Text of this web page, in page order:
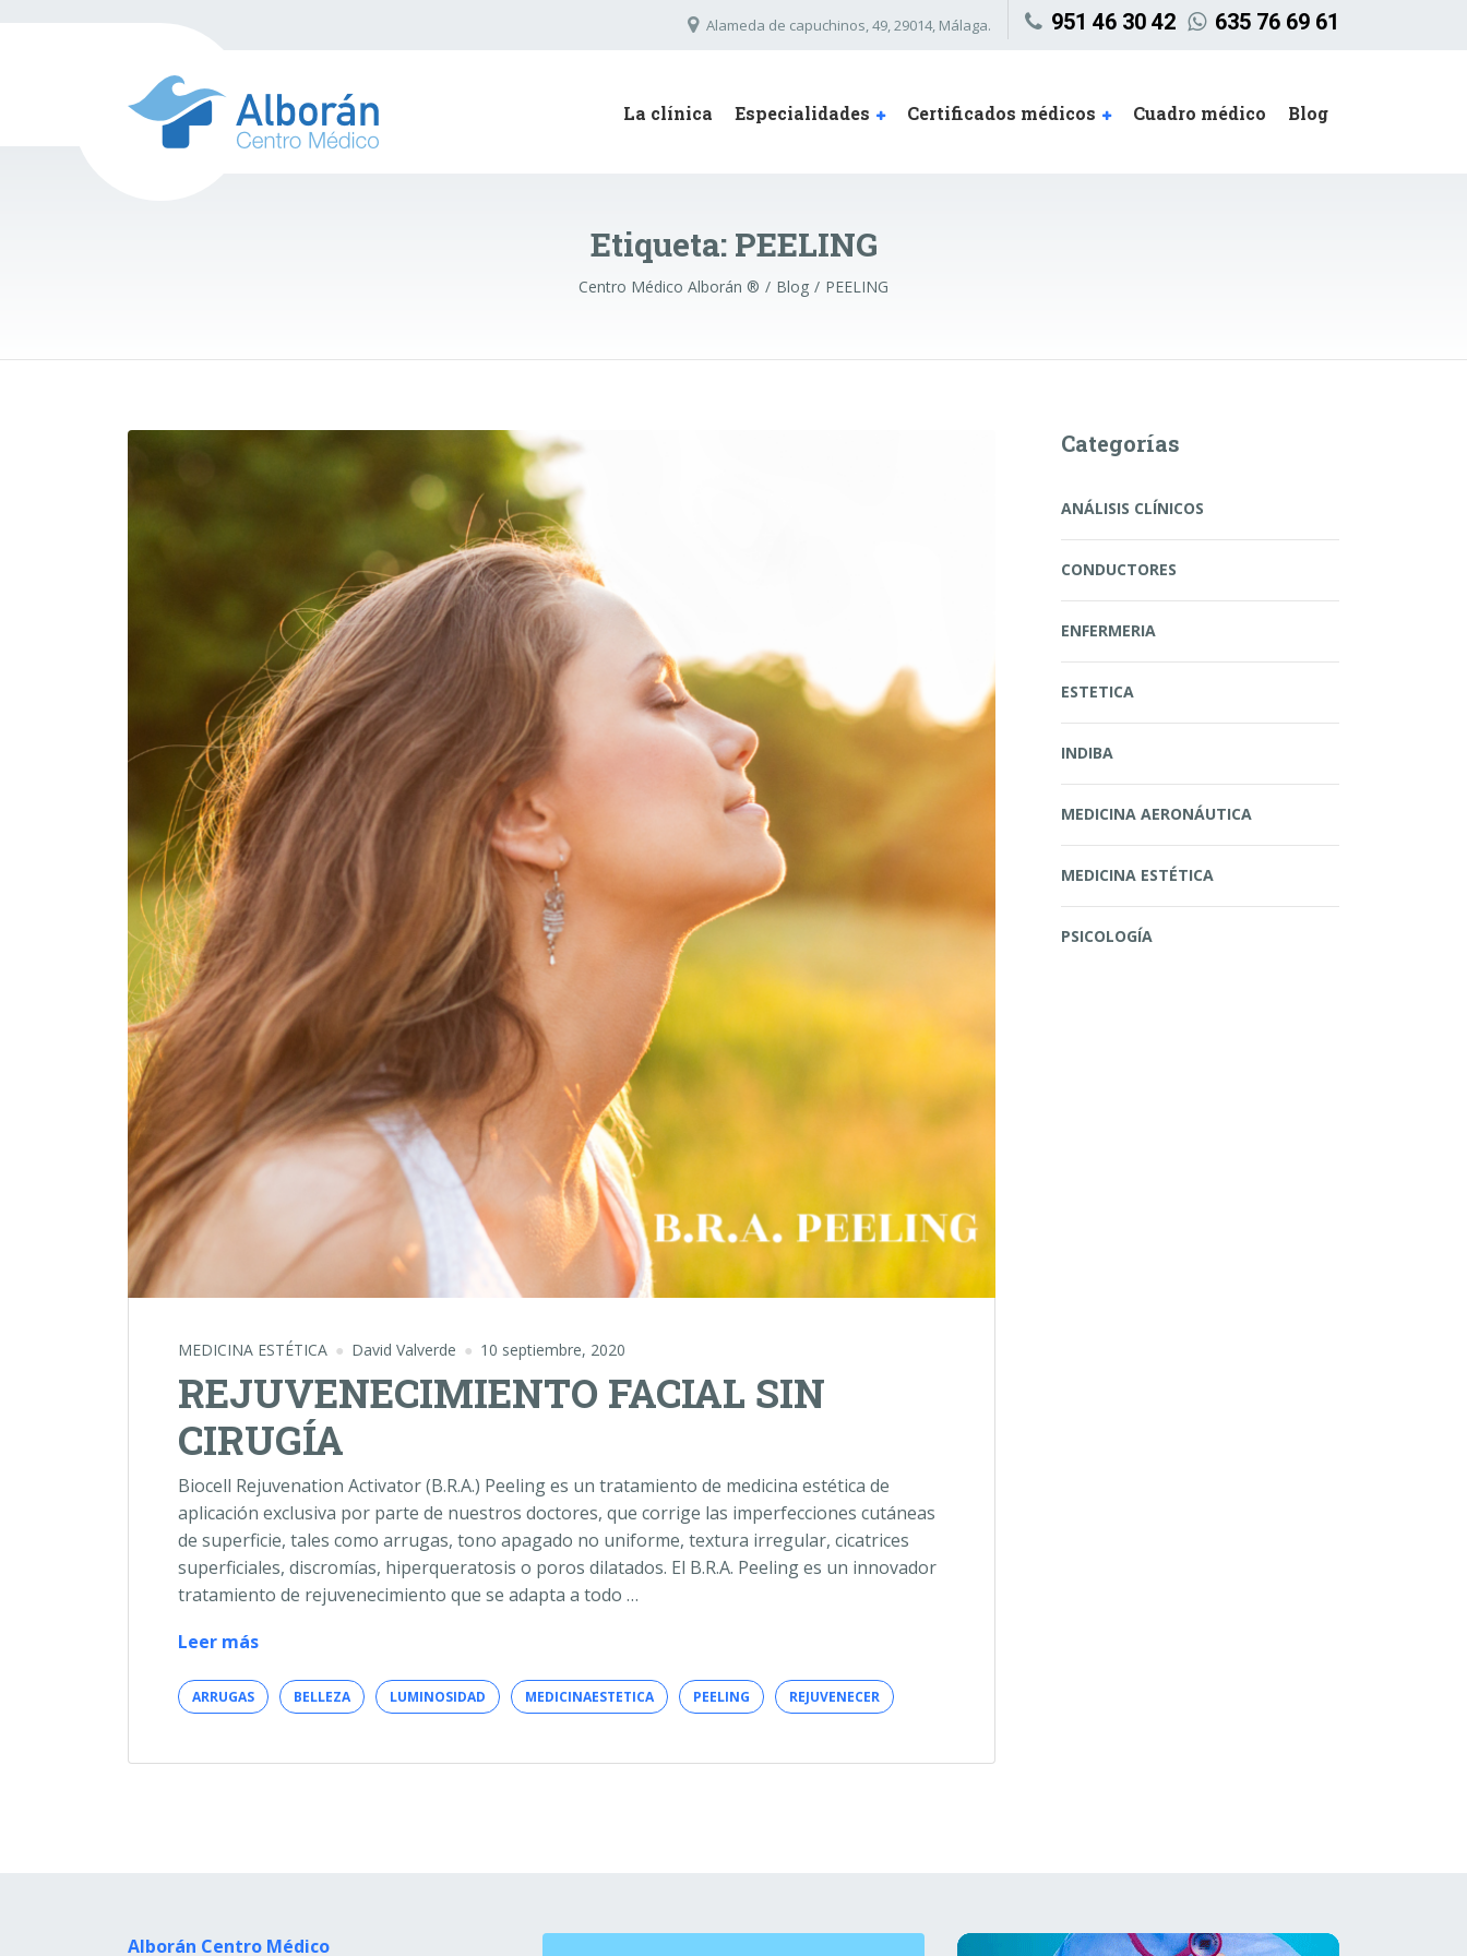
Alameda de capuchinos, 49, 29014, Málaga. 951 46 30 42 635 76 69 61
La clínica Especialidades Certificados médicos Cuadro médico Blog
Etiqueta: PEELING
Centro Médico Alborán ® Blog PEELING
MEDICINA ESTÉTICA David Valverde 10 septiembre, 2020
REJUVENECIMIENTO FACIAL SIN
CIRUGÍA
Biocell Rejuvenation Activator (B.R.A.) Peeling es un tratamiento de medicina estética de
aplicación exclusiva por parte de nuestros doctores, que corrige las imperfecciones cutáneas
de superficie, tales como arrugas, tono apagado no uniforme, textura irregular, cicatrices
superficiales, discromías, hiperqueratosis o poros dilatados. El B.R.A. Peeling es un innovador
tratamiento de rejuvenecimiento que se adapta a todo …
Leer másREJUVENECIMIENTO
SIN
ARRUGAS BELLEZA LUMINOSIDAD MEDICINAESTETICA PEELING REJUVENECER
Categorías
ANÁLISIS CLÍNICOS
CONDUCTORES
ENFERMERIA
ESTETICA
INDIBA
MEDICINA AERONÁUTICA
MEDICINA ESTÉTICA
PSICOLOGÍA
Alborán Centro Médico